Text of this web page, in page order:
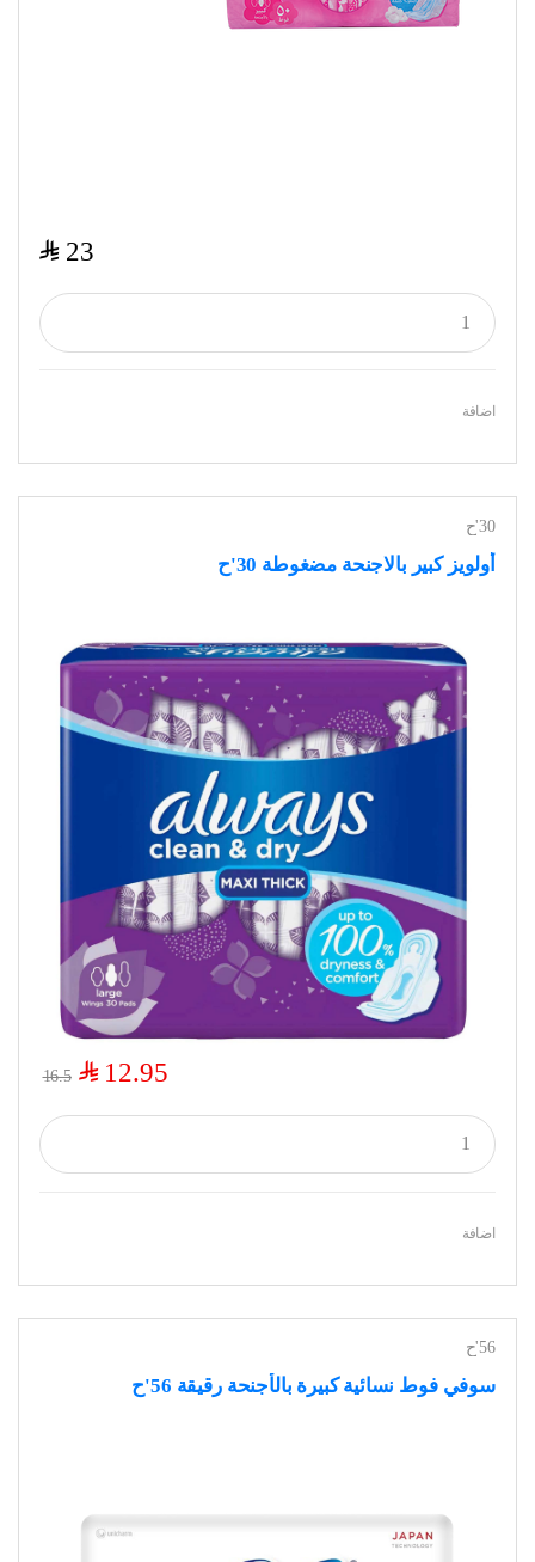
23
$
اضافة
30'ح
أولويز كبير بالاجنحة مضغوطة 30'ح
12.95
$
16.5
اضافة
56'ح
سوفي فوط نسائية كبيرة بالأجنحة رقيقة 56'ح